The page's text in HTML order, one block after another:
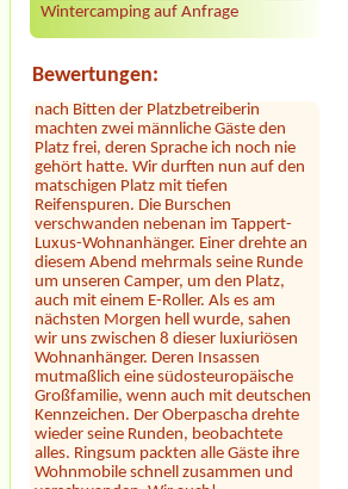
Wintercamping auf Anfrage
Bewertungen:
das Camping nah an der Autobahn.
Der Hammer kommt jetzt: dort hauste
ein Clan! Der uns zugewiesene Platz
nach Bitten der Platzbetreiberin
machten zwei männliche Gäste den
Platz frei, deren Sprache ich noch nie
gehört hatte. Wir durften nun auf den
matschigen Platz mit tiefen
Reifenspuren. Die Burschen
verschwanden nebenan im Tappert-
Luxus-Wohnanhänger. Einer drehte an
diesem Abend mehrmals seine Runde
um unseren Camper, um den Platz,
auch mit einem E-Roller. Als es am
nächsten Morgen hell wurde, sahen
wir uns zwischen 8 dieser luxiuriösen
Wohnanhänger. Deren Insassen
mutmaßlich eine südosteuropäische
Großfamilie, wenn auch mit deutschen
Kennzeichen. Der Oberpascha drehte
wieder seine Runden, beobachtete
alles. Ringsum packten alle Gäste ihre
Wohnmobile schnell zusammen und
verschwanden. Wir auch!